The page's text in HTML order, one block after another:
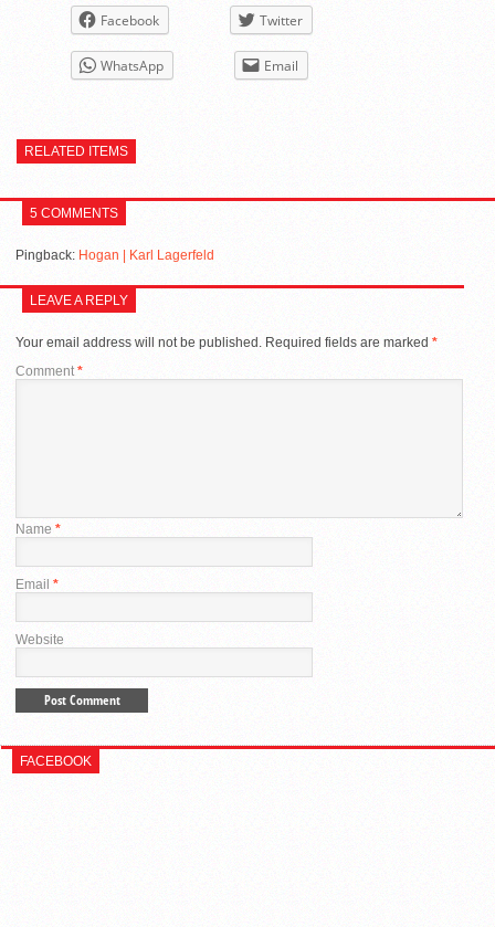
Facebook Twitter
WhatsApp Email
RELATED ITEMS
5 COMMENTS
Pingback: Hogan | Karl Lagerfeld
LEAVE A REPLY
Your email address will not be published. Required fields are marked *
Comment*
Name *
Email *
Website
FACEBOOK